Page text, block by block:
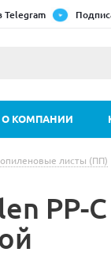
Telegram
О КОМПАНИИ
листы (ПП)
PP-